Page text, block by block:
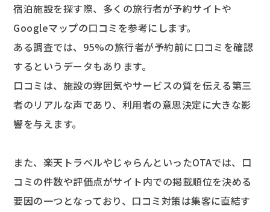
宿泊施設を探す際、多くの旅行者が予約サイトや
Googleマップの口コミを参考にします。
ある調査では、95%の旅行者が予約前に口コミを確認
するというデータもあります。
口コミは、施設の雰囲気やサービスの質を伝える第三
者のリアルな声であり、利用者の意思決定に大きな影
響を与えます。
また、楽天トラベルやじゃらんといったOTAでは、口
コミの件数や評価点がサイト内での掲載順位を決める
要因の一つとなっており、口コミ対策は集客に直結す